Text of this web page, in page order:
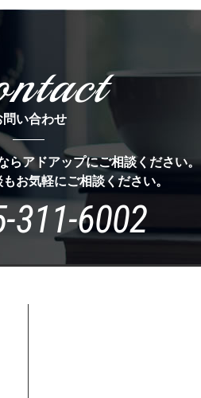
問い合わせ
らアドアップにご相談ください。
お気軽にご相談ください。
311-6002